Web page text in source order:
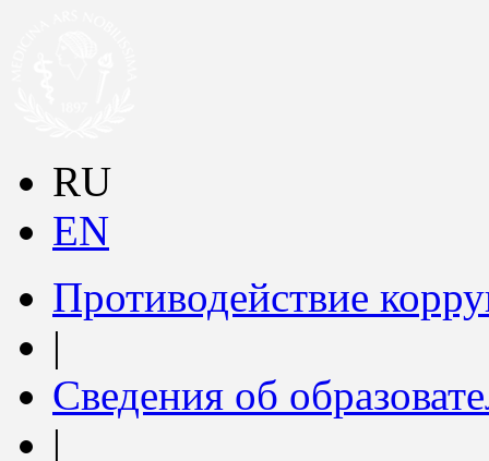
RU
EN
Противодействие
|
Сведения об
|